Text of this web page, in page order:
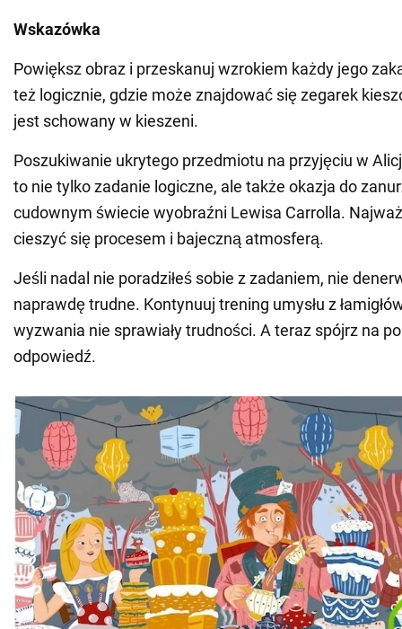
Wskazówka
Powiększ obraz i przeskanuj wzrokiem każdy jego
też logicznie, gdzie może znajdować się zegarek
jest schowany w kieszeni.
Poszukiwanie ukrytego przedmiotu na przyjęciu w
to nie tylko zadanie logiczne, ale także okazja do
cudownym świecie wyobraźni Lewisa Carrolla.
cieszyć się procesem i bajeczną atmosferą.
Jeśli nadal nie poradziłeś sobie z zadaniem, nie
naprawdę trudne. Kontynuuj trening umysłu z
wyzwania nie sprawiały trudności. A teraz spójrz na
odpowiedź.